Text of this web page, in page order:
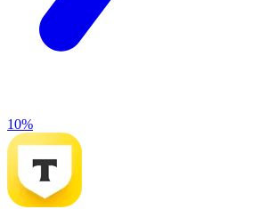
10%